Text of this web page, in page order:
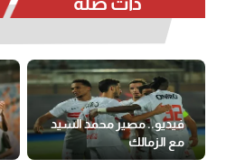
فيديو.. مصير محمد السيد
مع الزمالك